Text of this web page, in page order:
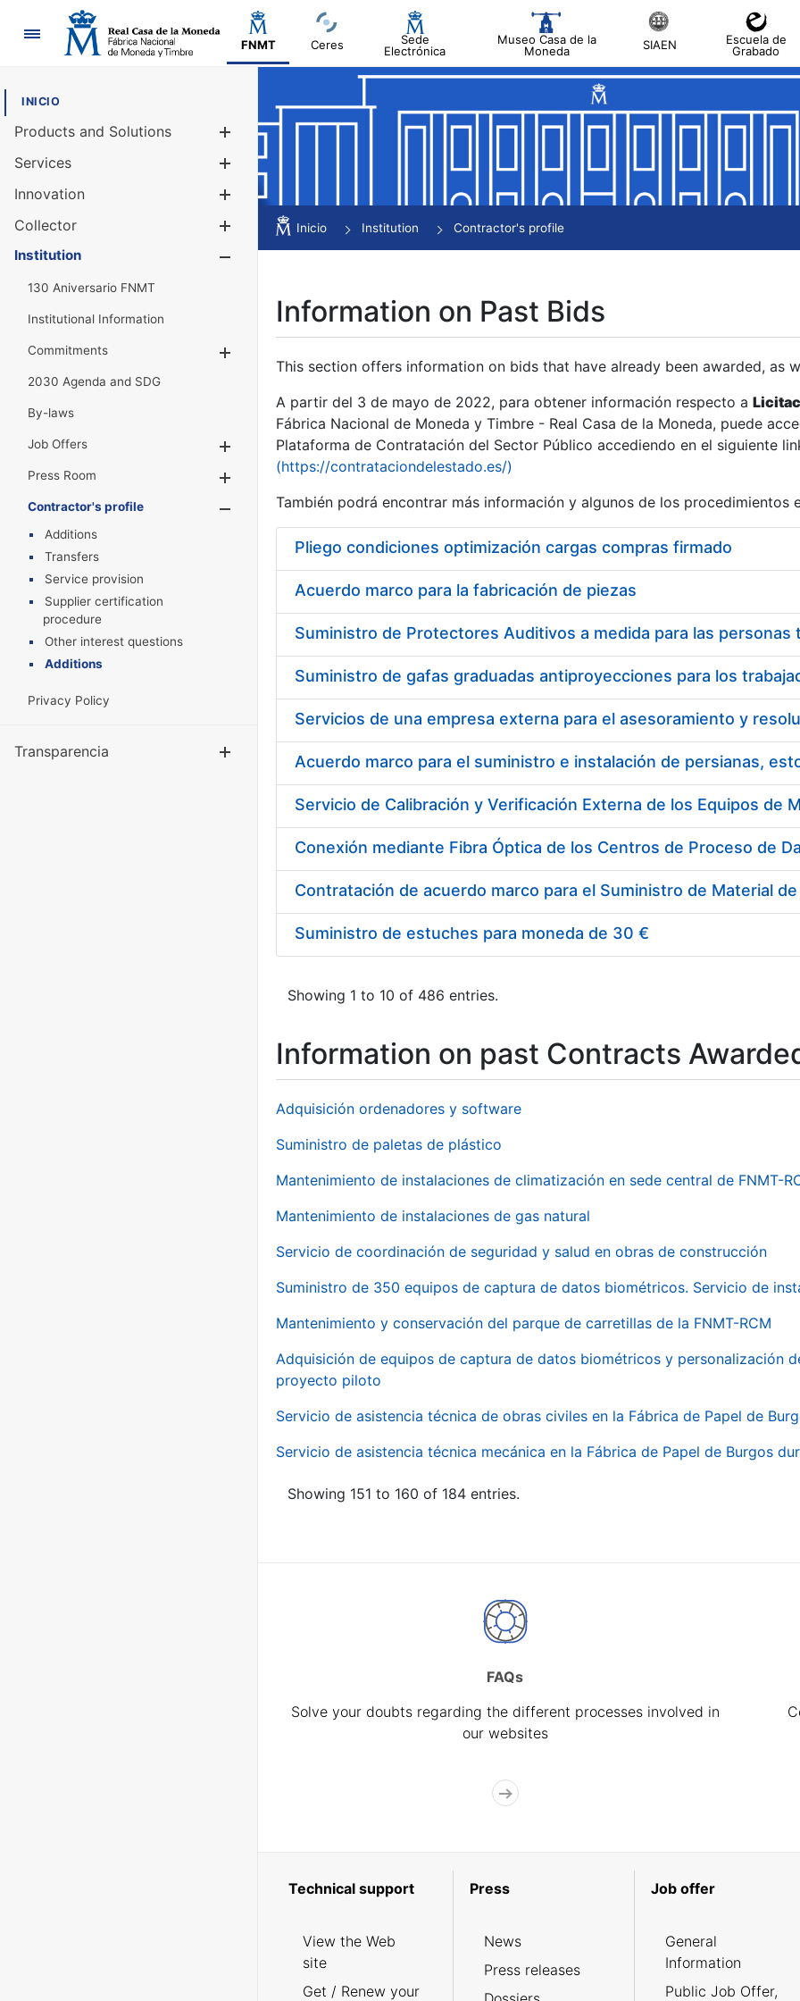
Navigation
FNMT Ceres
Sede
Electrónica
Museo Casa de la
Moneda
SIAEN
Escuela de
Grabado
INICIO
Products and Solutions
Services
Innovation
Collector
Show/Hide
Institution
130 Aniversario FNMT
Institutional Information
Commitments
2030 Agenda and SDG
By-laws
Job Offers
Show/Hide
Press Room
Show/Hide
Contractor's profile
Show/Hide
Additions
Transfers
Service provision
Supplier certification
procedure
Other interest questions
Additions
Privacy Policy
Transparencia Show/Hide
Inicio Institution Contractor's profile
Information on Past Bids
This section offers information on bids that have already been awarded, as
A partir del 3 de mayo de 2022, para obtener información respecto a
Fábrica Nacional de Moneda y Timbre - Real Casa de la Moneda, puede
Plataforma de Contratación del Sector Público accediendo en el siguiente
(https://contrataciondelestado.es/)
También podrá encontrar más información y algunos de los procedimientos
Pliego condiciones optimización cargas compras firmado
Acuerdo marco para la fabricación de piezas
Acuerdo marco para el suministro e instalación de persianas,
Suministro de estuches para moneda de 30 €
Showing 1 to 10 of 486 entries.
Information on past Contracts
Adquisición ordenadores y software
Suministro de paletas de plástico
Mantenimiento de instalaciones de climatización en sede central de FNMT-
Mantenimiento de instalaciones de gas natural
Servicio de coordinación de seguridad y salud en obras de construcción
Suministro de 350 equipos de captura de datos biométricos. Servicio de
Mantenimiento y conservación del parque de carretillas de la FNMT-RCM
Adquisición de equipos de captura de datos biométricos y personalización
proyecto piloto
Servicio de asistencia técnica de obras civiles en la Fábrica de Papel de
Servicio de asistencia técnica mecánica en la Fábrica de Papel de Burgos
Showing 151 to 160 of 184 entries.
FAQs
Solve your doubts regarding the different processes involved in
our websites
Technical support
View the Web
site
Get / Renew your
Press
News
Press releases
Job offer
General
Information
Public Job Offer,